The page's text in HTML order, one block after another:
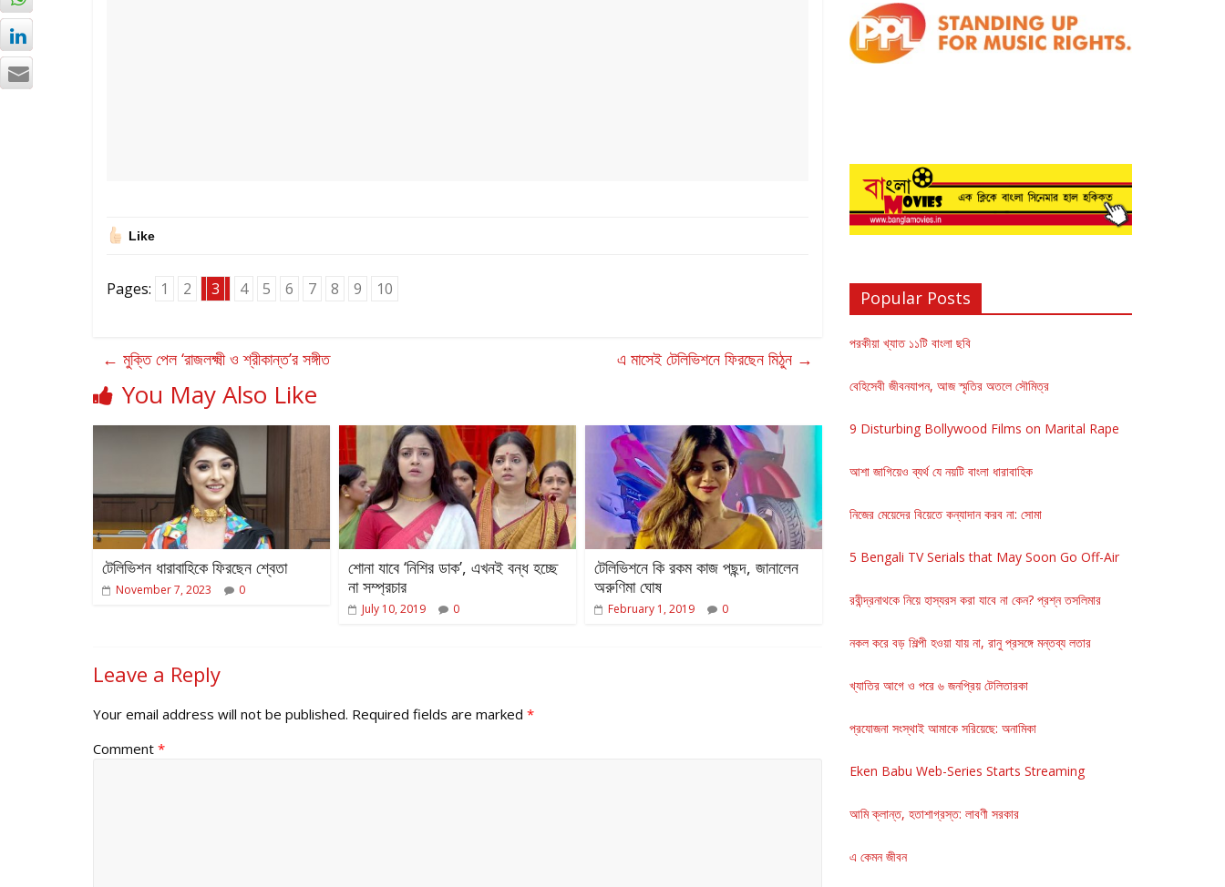
Like
Pages: 1 2 3 4 5 6 7 8 9 10
← মুক্তি পেল ‘রাজলক্ষ্মী ও শ্রীকান্ত’র সঙ্গীত এ মাসেই টেলিভিশনে ফিরছেন মিঠুন →
You May Also Like
টেলিভিশন ধারাবাহিকে ফিরছেন শ্বেতা
November 7, 2023 0
শোনা যাবে ‘নিশির ডাক’, এখনই বন্ধ হচ্ছে
না সম্প্রচার
July 10, 2019 0
টেলিভিশনে কি রকম কাজ পছন্দ, জানালেন
অরুণিমা ঘোষ
February 1, 2019 0
Leave a Reply
Your email address will not be published. Required fields are marked *
Comment *
Popular Posts
পরকীয়া খ্যাত ১১টি বাংলা ছবি
বেহিসেবী জীবনযাপন, আজ স্মৃতির অতলে সৌমিত্র
9 Disturbing Bollywood Films on Marital Rape
আশা জাগিয়েও ব্যর্থ যে নয়টি বাংলা ধারাবাহিক
নিজের মেয়েদের বিয়েতে কন্যাদান করব না: সোমা
5 Bengali TV Serials that May Soon Go Off-Air
রবীন্দ্রনাথকে নিয়ে হাস্যরস করা যাবে না কেন? প্রশ্ন তসলিমার
নকল করে বড় শিল্পী হওয়া যায় না, রানু প্রসঙ্গে মন্তব্য লতার
খ্যাতির আগে ও পরে ৬ জনপ্রিয় টেলিতারকা
প্রযোজনা সংস্থাই আমাকে সরিয়েছে: অনামিকা
Eken Babu Web-Series Starts Streaming
আমি ক্লান্ত, হতাশাগ্রস্ত: লাবণী সরকার
এ কেমন জীবন